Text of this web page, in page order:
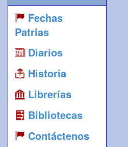
Fechas
Patrias
Diarios
Historia
Librerías
Bibliotecas
Contáctenos